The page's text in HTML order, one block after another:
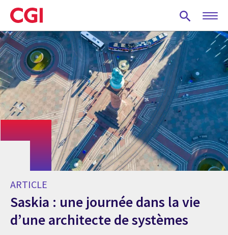
Skip
to
main
content
ARTICLE
Saskia : une journée dans la vie
d’une architecte de systèmes